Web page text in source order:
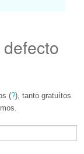
(?), tanto gratuítos